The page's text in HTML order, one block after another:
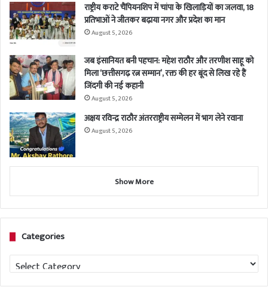
राष्ट्रीय कराटे चैंपियनशिप में चांपा के खिलाड़ियों का जलवा, 18
प्रतिभाओं ने जीतकर बढ़ाया नगर और प्रदेश का मान
August 5, 2026
जब इंसानियत बनी पहचान: महेश राठौर और तरणीश साहू को
मिला ‘छत्तीसगढ़ रत्न सम्मान’, रक्त की हर बूंद से लिख रहे हैं
जिंदगी की नई कहानी
August 5, 2026
अक्षय रविन्द्र राठौर अंतरराष्ट्रीय सम्मेलन में भाग लेने रवाना
August 5, 2026
Show More
Categories
Categories